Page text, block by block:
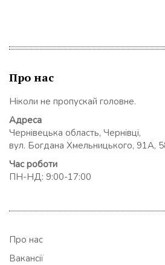
Про нас
Ніколи не пропускай головне.
Адреса
Чернівецька область, Чернівці,
вул. Богдана Хмельницького, 91А,
Час роботи
ПН-НД: 9:00-17:00
Про нас
Вакансії